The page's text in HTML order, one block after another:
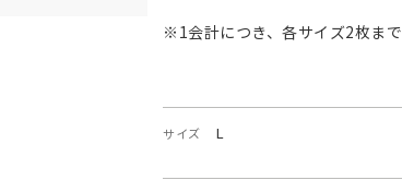
※1会計につき、各サイズ2枚まで
サイズ L